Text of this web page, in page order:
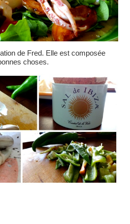
de Fred. Elle est composée
choses.